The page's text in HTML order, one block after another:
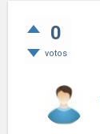
0
votos